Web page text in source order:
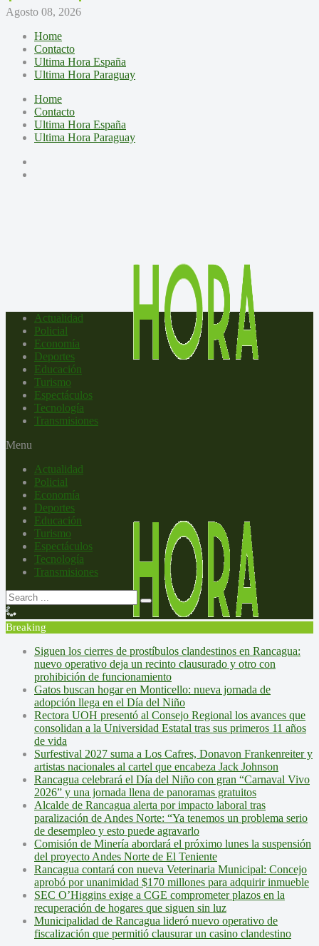
Agosto 08, 2026
Home
Contacto
Ultima Hora España
Ultima Hora Paraguay
Home
Contacto
Ultima Hora España
Ultima Hora Paraguay
Actualidad
Policial
Economía
Deportes
Educación
Turismo
Espectáculos
Tecnología
Transmisiones
Menu
Actualidad
Policial
Economía
Deportes
Educación
Turismo
Espectáculos
Tecnología
Transmisiones
Breaking
Siguen los cierres de prostíbulos clandestinos en Rancagua:
nuevo operativo deja un recinto clausurado y otro con
prohibición de funcionamiento
Gatos buscan hogar en Monticello: nueva jornada de
adopción llega en el Día del Niño
Rectora UOH presentó al Consejo Regional los avances que
consolidan a la Universidad Estatal tras sus primeros 11 años
de vida
Surfestival 2027 suma a Los Cafres, Donavon Frankenreiter y
artistas nacionales al cartel que encabeza Jack Johnson
Rancagua celebrará el Día del Niño con gran “Carnaval Vivo
2026” y una jornada llena de panoramas gratuitos
Alcalde de Rancagua alerta por impacto laboral tras
paralización de Andes Norte: “Ya tenemos un problema serio
de desempleo y esto puede agravarlo
Comisión de Minería abordará el próximo lunes la suspensión
del proyecto Andes Norte de El Teniente
Rancagua contará con nueva Veterinaria Municipal: Concejo
aprobó por unanimidad $170 millones para adquirir inmueble
SEC O’Higgins exige a CGE comprometer plazos en la
recuperación de hogares que siguen sin luz
Municipalidad de Rancagua lideró nuevo operativo de
fiscalización que permitió clausurar un casino clandestino